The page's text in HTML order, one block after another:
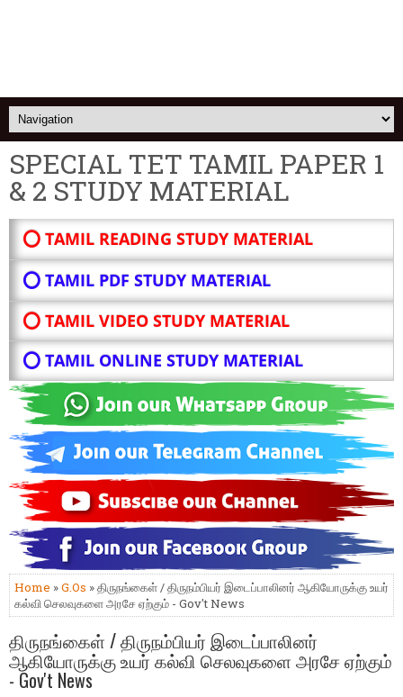
SPECIAL TET TAMIL PAPER 1
& 2 STUDY MATERIAL
⭕ TAMIL READING STUDY MATERIAL
⭕ TAMIL PDF STUDY MATERIAL
⭕ TAMIL VIDEO STUDY MATERIAL
⭕ TAMIL ONLINE STUDY MATERIAL
Home »G.Os » திருநங்கைள் / திருநம்பியர் இடைப்பாலினர் ஆகியோருக்கு உயர்
கல்வி செலவுகளை அரசே ஏற்கும் - Gov't News
திருநங்கைள் / திருநம்பியர் இடைப்பாலினர்
ஆகியோருக்கு உயர் கல்வி செலவுகளை அரசே ஏற்கும்
- Gov't News